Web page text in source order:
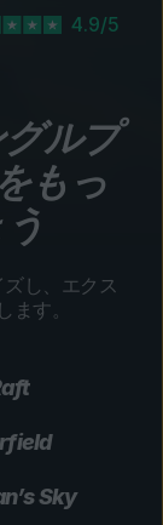
4.9/5
ルプ
もっ
し、エクス
す。
Sky